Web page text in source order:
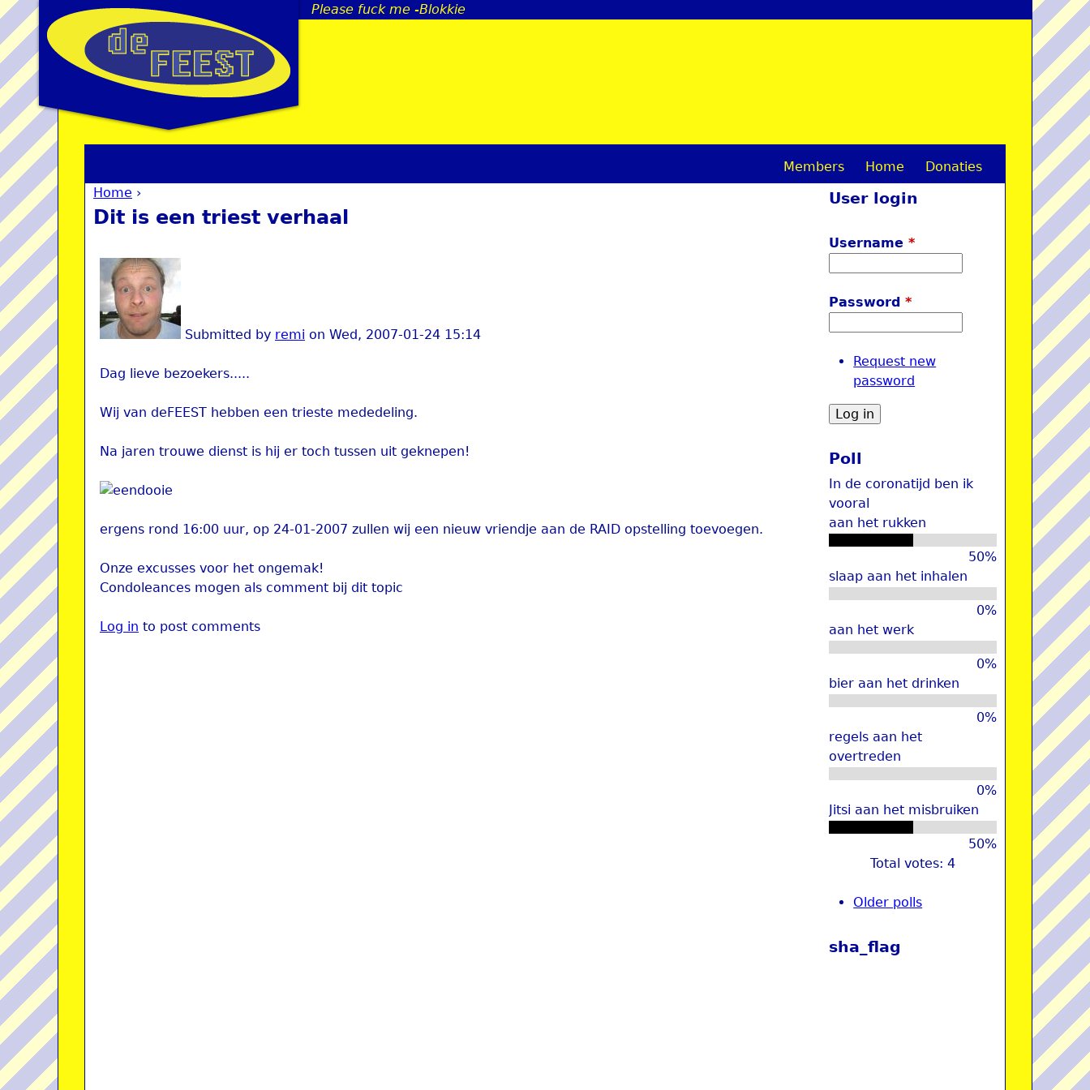
Please fuck me -Blokkie
You are here
Home ›
Dit is een triest verhaal
Submitted by remi on Wed, 2007-01-24 15:14
Dag lieve bezoekers.....
Wij van deFEEST hebben een trieste mededeling.
Na jaren trouwe dienst is hij er toch tussen uit geknepen!
ergens rond 16:00 uur, op 24-01-2007 zullen wij een nieuw vriendje aan de RAID opstelling toevoegen.
Onze excusses voor het ongemak!
Condoleances mogen als comment bij dit topic
Log in to post comments
M
Members Home Donaties
User login
Username*
Password*
Request new
password
Poll
In de coronatijd ben ik
vooral
aan het rukken
50%
slaap aan het inhalen
0%
aan het werk
0%
bier aan het drinken
0%
regels aan het
overtreden
0%
Jitsi aan het misbruiken
50%
Total votes: 4
Older polls
sha_flag